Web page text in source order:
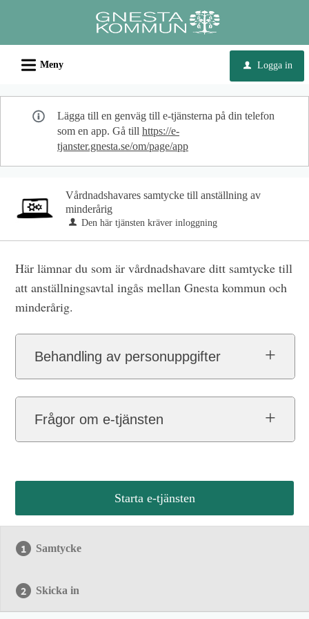
e-
tjänster
kommun
L Meny u Logga in
Lägga till en genväg till e-tjänsterna på din telefon
som en app. Gå till https://e-
tjanster.gnesta.se/om/page/app
Vårdnadshavares samtycke till anställning av
minderårig
Den här tjänsten kräver inloggning
Här lämnar du som är vårdnadshavare ditt samtycke till
att anställningsavtal ingås mellan Gnesta kommun och
minderårig.
Behandling av personuppgifter
Frågor om e-tjänsten
Starta e-tjänsten
Samtycke
Skicka in